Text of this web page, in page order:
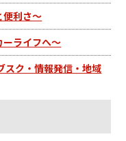
便利さ～
ーライフへ～
スク・情報発信・地域